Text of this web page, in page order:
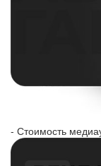
- Стоимость